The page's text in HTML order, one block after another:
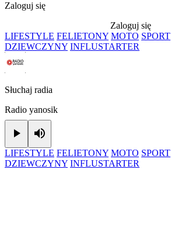
Zaloguj się
Zaloguj się
LIFESTYLE FELIETONY MOTO SPORT
DZIEWCZYNY INFLUSTARTER
Słuchaj radia
Radio yanosik
Play
LIFESTYLE FELIETONY MOTO SPORT
DZIEWCZYNY INFLUSTARTER